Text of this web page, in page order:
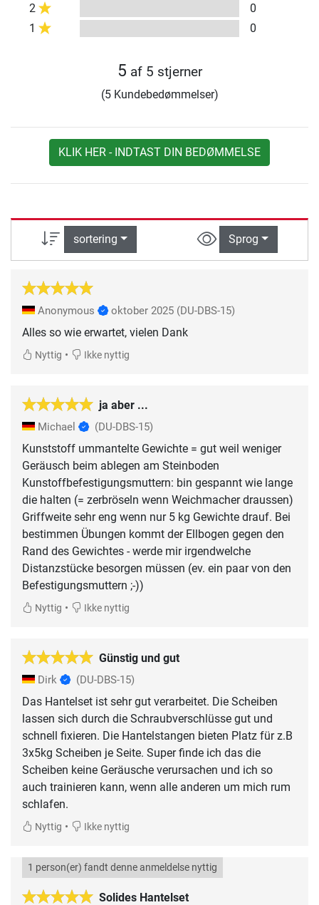
2
0
1
0
5 af 5 stjerner
(5 Kundebedømmelser)
KLIK HER - INDTAST DIN BEDØMMELSE
sortering Sprog
Anonymous oktober 2025 (DU-DBS-15)
Alles so wie erwartet, vielen Dank
Nyttig • Ikke nyttig
ja aber ...
Michael (DU-DBS-15)
Kunststoff ummantelte Gewichte = gut weil weniger
Geräusch beim ablegen am Steinboden
Kunstoffbefestigungsmuttern: bin gespannt wie lange
die halten (= zerbröseln wenn Weichmacher draussen)
Griffweite sehr eng wenn nur 5 kg Gewichte drauf. Bei
bestimmen Übungen kommt der Ellbogen gegen den
Rand des Gewichtes - werde mir irgendwelche
Distanzstücke besorgen müssen (ev. ein paar von den
Befestigungsmuttern ;-))
Nyttig • Ikke nyttig
Günstig und gut
Dirk (DU-DBS-15)
Das Hantelset ist sehr gut verarbeitet. Die Scheiben
lassen sich durch die Schraubverschlüsse gut und
schnell fixieren. Die Hantelstangen bieten Platz für z.B
3x5kg Scheiben je Seite. Super finde ich das die
Scheiben keine Geräusche verursachen und ich so
auch trainieren kann, wenn alle anderen um mich rum
schlafen.
Nyttig • Ikke nyttig
Solides Hantelset
1 person(er) fandt denne anmeldelse nyttig